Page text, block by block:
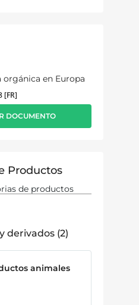
en Europa
[FR]
DOCUMENTO
Productos
derivados 2
animales